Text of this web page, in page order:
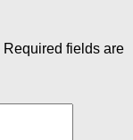
Required fields are